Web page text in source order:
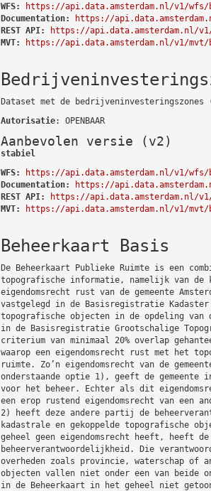
WFS:
https://api.data.amsterdam.nl/v1/wfs/
Documentation:
https://
REST API:
https://api.data.amsterdam.nl/
MVT:
https://api.data.amsterdam.nl/v1/mvt/
Dataset met de bedrijveninvesteringszones
Autorisatie: OPENBAAR
Aanbevolen versie (v2)
stabiel
WFS:
https://api.data.amsterdam.nl/v1/wfs/
Documentation:
https://
REST API:
https://api.data.amsterdam.nl/
MVT:
https://api.data.amsterdam.nl/v1/
Beheerkaart Basis
De Beheerkaart Publieke Ruimte is een
topografische informatie, namelijk van de
eigendomsrecht rust van de gemeente
vastgelegd in de Basisregistratie Kadaster
topografische objecten in de opdeling van
in de Basisregistratie Grootschalige
criterium van minimaal 20% overlap
waarop een eigendomsrecht rust met het
ruimte. Zo’n eigendomsrecht van de
onderstaande optie 1), geeft de
voor het beheer. Echter als dit
een erop rustend eigendomsrecht van een
2) heeft deze andere partij de
kadastrale en gekoppelde topografische
geheel geen eigendomsrecht heeft, heeft de
beheerverantwoordelijkheid. Die
overheden zoals provincie, waterschap of
objecten vallen niet onder een van beide
in de Beheerkaart in het geheel niet